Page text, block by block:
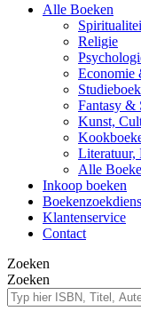
Alle Boeken
Religie
Economie
Fantasy &
Kunst,
Literatuur,
Alle
Inkoop boeken
Klantenservice
Contact
Zoeken
Zoeken